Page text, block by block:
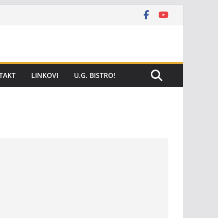
LINKOVI U.G. BISTRO!